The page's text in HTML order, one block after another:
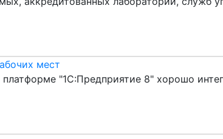
мест
"1С:Предприятие 8" хорошо